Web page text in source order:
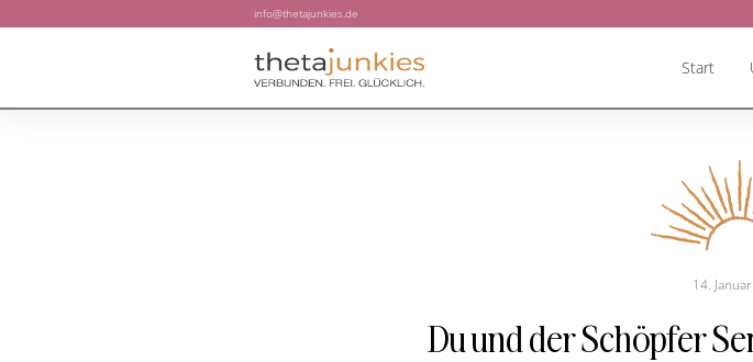
info@thetajunkies.de
Start
14.
Du und der Schöpfer